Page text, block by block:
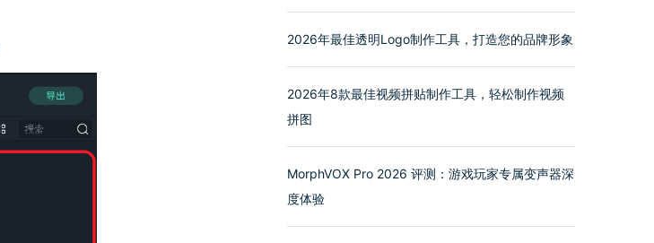
2026年最佳透明Logo制作工具，打造您的品牌形象
2026年8款最佳视频拼贴制作工具，轻松制作视频
拼图
MorphVOX Pro 2026 评测：游戏玩家专属变声器深
度体验